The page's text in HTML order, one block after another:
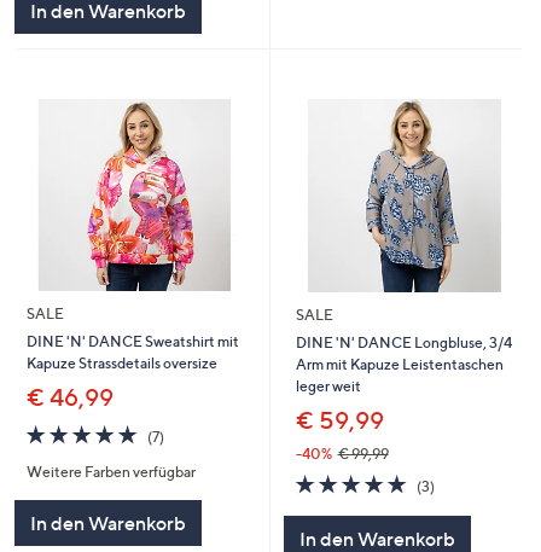
In den Warenkorb
SALE
DINE 'N' DANCE Sweatshirt mit
Kapuze Strassdetails oversize
€ 46,99
5.0
von
5
(7)7
Weitere Farben verfügbar
In den Warenkorb
SALE
DINE 'N' DANCE Longbluse, 3/4
Arm mit Kapuze Leistentaschen
leger weit
€ 59,99
-40% € 99,99
5.0
von
(3)
In den Warenkorb